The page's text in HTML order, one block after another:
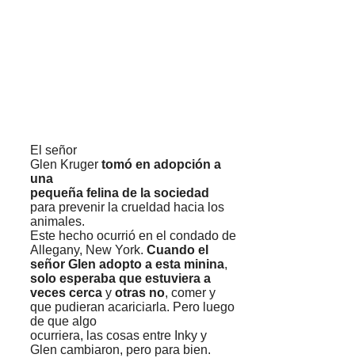
El señor
Glen Kruger tomó en adopción a
una
pequeña felina de la sociedad
para prevenir la crueldad hacia los
animales.
Este hecho ocurrió en el condado de
Allegany, New York. Cuando el
señor Glen adopto a esta minina,
solo esperaba que estuviera a
veces cerca y otras no, comer y
que pudieran acariciarla. Pero luego
de que algo
ocurriera, las cosas entre Inky y
Glen cambiaron, pero para bien.